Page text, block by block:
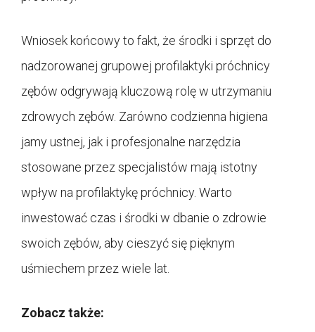
Wniosek końcowy to fakt, że środki i sprzęt do
nadzorowanej grupowej profilaktyki próchnicy
zębów odgrywają kluczową rolę w utrzymaniu
zdrowych zębów. Zarówno codzienna higiena
jamy ustnej, jak i profesjonalne narzędzia
stosowane przez specjalistów mają istotny
wpływ na profilaktykę próchnicy. Warto
inwestować czas i środki w dbanie o zdrowie
swoich zębów, aby cieszyć się pięknym
uśmiechem przez wiele lat.
Zobacz także: